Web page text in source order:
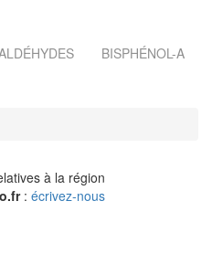
BISPHÉNOL-A
à la région
: écrivez-nous